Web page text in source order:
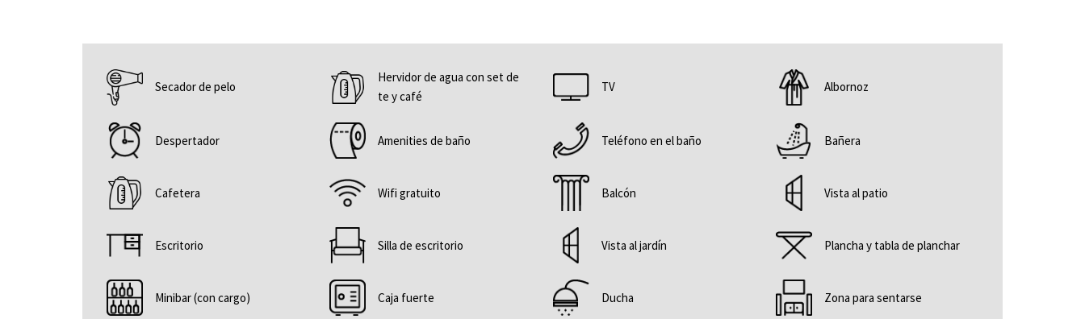
de
presentación
en
siguientes
actualizará
Secador de pelo
Hervidor de agua con set de
te y café
TV Albornoz
Despertador Amenities de baño Teléfono en el baño Bañera
Cafetera Wifi gratuito Balcón Vista al patio
Escritorio Silla de escritorio Vista al jardín Plancha y tabla de planchar
Minibar (con cargo) Caja fuerte Ducha Zona para sentarse